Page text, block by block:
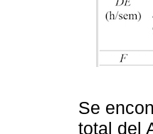
Se
total del